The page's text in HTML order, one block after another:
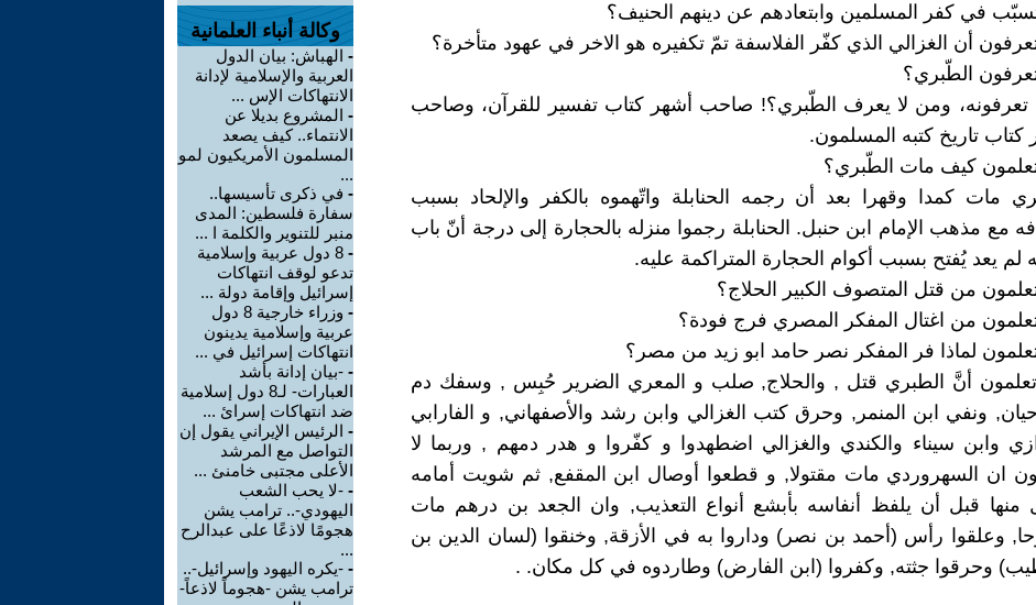
في كفر المسلمين وابتعادهم عن دينهم الحنيف؟
أن الغزالي الذي كفّر الفلاسفة تمّ تكفيره هو الاخر في عهود متأخرة؟
الطّبري؟
تعرفونه، ومن لا يعرف الطّبري؟! صاحب أشهر كتاب تفسير للقرآن، وصاحب
كتاب تاريخ كتبه المسلمون.
كيف مات الطّبري؟
مات كمدا وقهرا بعد أن رجمه الحنابلة واتّهموه بالكفر والإلحاد بسبب
مع مذهب الإمام ابن حنبل. الحنابلة رجموا منزله بالحجارة إلى درجة أنّ باب
لم يعد يُفتح بسبب أكوام الحجارة المتراكمة عليه.
من قتل المتصوف الكبير الحلاج؟
من اغتال المفكر المصري فرج فودة؟
لماذا فر المفكر نصر حامد ابو زيد من مصر؟
أنَّ الطبري قتل , والحلاج, صلب و المعري الضرير حُبِس , وسفك دم
حيان, ونفي ابن المنمر, وحرق كتب الغزالي وابن رشد والأصفهاني, و الفارابي
وابن سيناء والكندي والغزالي اضطهدوا و كفّروا و هدر دمهم , وربما لا
ان السهروردي مات مقتولا, و قطعوا أوصال ابن المقفع, ثم شويت أمامه
منها قبل أن يلفظ أنفاسه بأبشع أنواع التعذيب, وان الجعد بن درهم مات
وعلقوا رأس (أحمد بن نصر) وداروا به في الأزقة, وخنقوا (لسان الدين بن
وحرقوا جثته, وكفروا (ابن الفارض) وطاردوه في كل مكان. .
وكالة أنباء العلمانية
- الهباش: بيان الدول
العربية والإسلامية لإدانة
الانتهاكات الإس ...
- المشروع بديلا عن
الانتماء.. كيف يصعد
المسلمون الأمريكيون لمو
...
- في ذكرى تأسيسها..
سفارة فلسطين: المدى
منبر للتنوير والكلمة ا ...
-
8 دول عربية وإسلامية
تدعو لوقف انتهاكات
إسرائيل وإقامة دولة ...
-
وزراء خارجية 8 دول
عربية وإسلامية يدينون
انتهاكات إسرائيل في ...
- -بيان إدانة بأشد
العبارات- لـ8 دول إسلامية
ضد انتهاكات إسرائ ...
- الرئيس الإيراني يقول إن
التواصل مع المرشد
الأعلى مجتبى خامنئ ...
- -لا يحب الشعب
اليهودي-.. ترامب يشن
هجومًا لاذعًا على عبدالرح
...
- -يكره اليهود وإسرائيل-..
ترامب يشن -هجوماً لاذعاً-